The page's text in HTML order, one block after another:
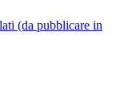
(da pubblicare in